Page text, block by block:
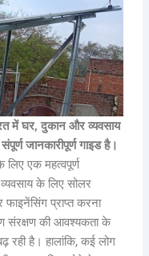
में घर, दुकान और व्यवसाय
जानकारीपूर्ण गाइड है।
लिए एक महत्वपूर्ण
के लिए सोलर
प्राप्त करना
संरक्षण की आवश्यकता के
रही है। हालांकि, कई लोग